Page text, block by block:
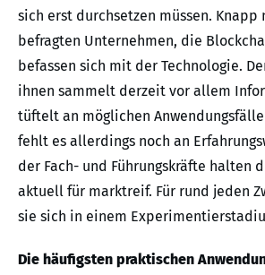
sich erst durchsetzen müssen. Knapp
befragten Unternehmen, die
befassen sich mit der Technologie.
ihnen sammelt derzeit vor allem
tüftelt an möglichen
fehlt es allerdings noch an
der Fach- und Führungskräfte halten
aktuell für marktreif. Für rund jeden
sie sich in einem
Die häufigsten praktischen